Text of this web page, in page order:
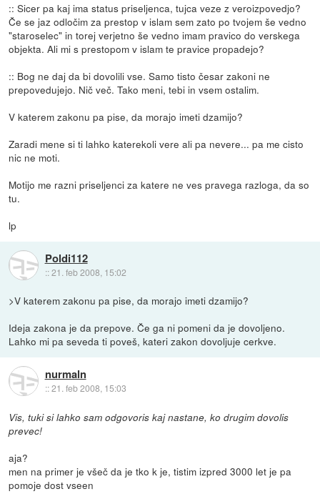
:: Sicer pa kaj ima status priseljenca, tujca veze z veroizpovedjo?
Če se jaz odločim za prestop v islam sem zato po tvojem še vedno
"staroselec" in torej verjetno še vedno imam pravico do verskega
objekta. Ali mi s prestopom v islam te pravice propadejo?
:: Bog ne daj da bi dovolili vse. Samo tisto česar zakoni ne
prepovedujejo. Nič več. Tako meni, tebi in vsem ostalim.
V katerem zakonu pa pise, da morajo imeti dzamijo?
Zaradi mene si ti lahko katerekoli vere ali pa nevere... pa me cisto
nic ne moti.
Motijo me razni priseljenci za katere ne ves pravega razloga, da so
tu.
lp
Poldi112
::21. feb 2008, 15:02
>V katerem zakonu pa pise, da morajo imeti dzamijo?
Ideja zakona je da prepove. Če ga ni pomeni da je dovoljeno.
Lahko mi pa seveda ti poveš, kateri zakon dovoljuje cerkve.
nurmaln
::21. feb 2008, 15:03
Vis, tuki si lahko sam odgovoris kaj nastane, ko drugim dovolis
prevec!
aja?
men na primer je všeč da je tko k je, tistim izpred 3000 let je pa
pomoje dost vseen